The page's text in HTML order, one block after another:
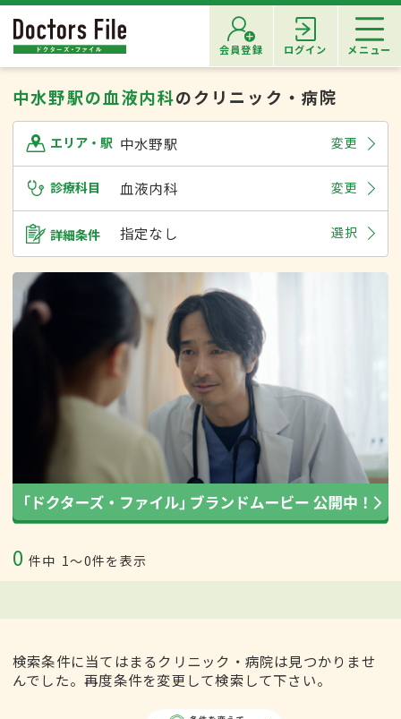
会員登録 ログイン メニュー
中水野駅の血液内科のクリニック・病院
エリア・駅 中水野駅 変更
診療科目 血液内科 変更
詳細条件 指定なし 選択
0 件中 1〜0件を表示
検索条件に当てはまるクリニック・病院は見つかりませ
んでした。再度条件を変更して検索して下さい。